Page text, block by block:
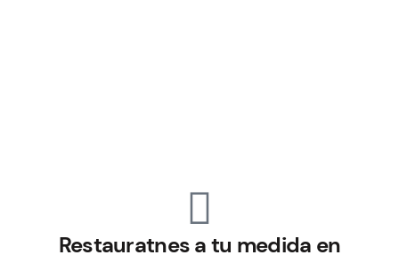
Restauratnes a tu medida en